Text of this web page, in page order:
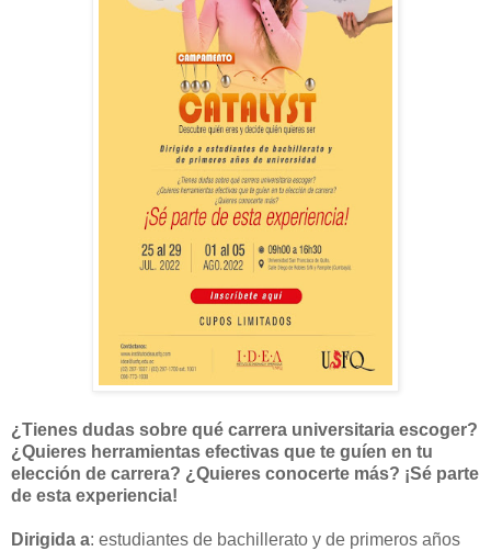
¿Tienes dudas sobre qué carrera universitaria escoger?
¿Quieres herramientas efectivas que te guíen en tu
elección de carrera? ¿Quieres conocerte más? ¡Sé parte
de esta experiencia!
Dirigida a: estudiantes de bachillerato y de primeros años